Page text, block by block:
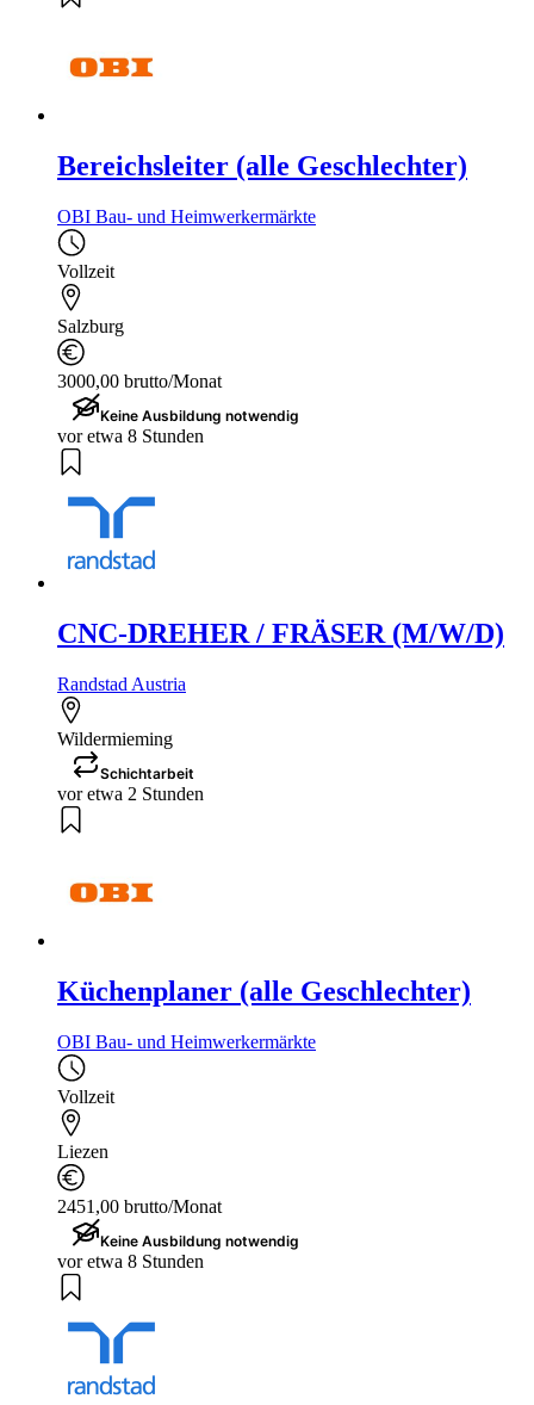
Bereichsleiter (alle Geschlechter)
OBI Bau- und Heimwerkermärkte
Vollzeit
Salzburg
3000,00 brutto/Monat
Keine Ausbildung notwendig
vor etwa 8 Stunden
CNC-DREHER / FRÄSER (M/W/D)
Randstad Austria
Wildermieming
Schichtarbeit
vor etwa 2 Stunden
Küchenplaner (alle Geschlechter)
OBI Bau- und Heimwerkermärkte
Vollzeit
Liezen
2451,00 brutto/Monat
Keine Ausbildung notwendig
vor etwa 8 Stunden